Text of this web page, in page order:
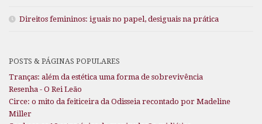
Direitos femininos: iguais no papel, desiguais na prática
POSTS & PÁGINAS POPULARES
Tranças: além da estética uma forma de sobrevivência
Resenha - O Rei Leão
Circe: o mito da feiticeira da Odisseia recontado por Madeline
Miller